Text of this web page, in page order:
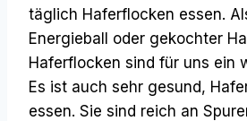
täglich Haferflocken essen.
Energieball oder gekochter
Haferflocken sind für uns ein
Es ist auch sehr gesund,
essen. Sie sind reich an